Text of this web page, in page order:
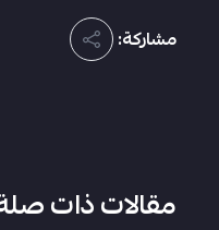
مشاركة:
مقالات ذات